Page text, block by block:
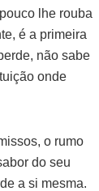
lhe rouba
é a primeira
não sabe
onde
o rumo
do seu
a si mesma.